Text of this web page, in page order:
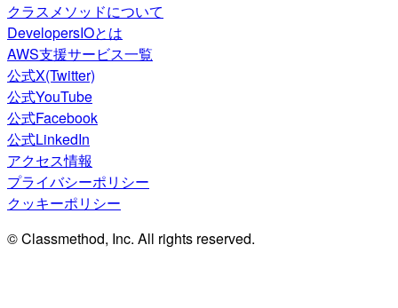
クラスメソッドについて
DevelopersIOとは
AWS支援サービス一覧
公式X(Twitter)
公式YouTube
公式Facebook
公式LinkedIn
アクセス情報
プライバシーポリシー
クッキーポリシー
© Classmethod, Inc. All rights reserved.